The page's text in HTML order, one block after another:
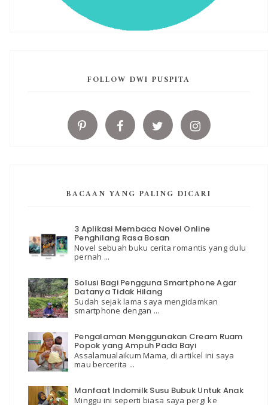
FOLLOW DWI PUSPITA
BACAAN YANG PALING DICARI
3 Aplikasi Membaca Novel Online
Penghilang Rasa Bosan
Novel sebuah buku cerita romantis yang dulu
pernah ...
Solusi Bagi Pengguna Smartphone Agar
Datanya Tidak Hilang
Sudah sejak lama saya mengidamkan
smartphone dengan ...
Pengalaman Menggunakan Cream Ruam
Popok yang Ampuh Pada Bayi
Assalamualaikum Mama, di artikel ini saya
mau bercerita ...
Manfaat Indomilk Susu Bubuk Untuk Anak
Minggu ini seperti biasa saya pergi ke